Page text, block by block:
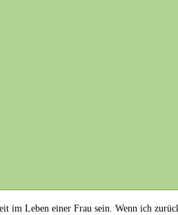
im Leben einer Frau​ sein. Wenn ich